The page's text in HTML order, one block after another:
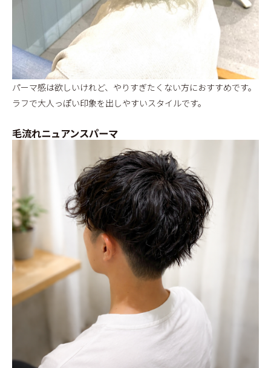
パーマ感は欲しいけれど、やりすぎたくない方におすすめです。
ラフで大人っぽい印象を出しやすいスタイルです。
毛流れニュアンスパーマ